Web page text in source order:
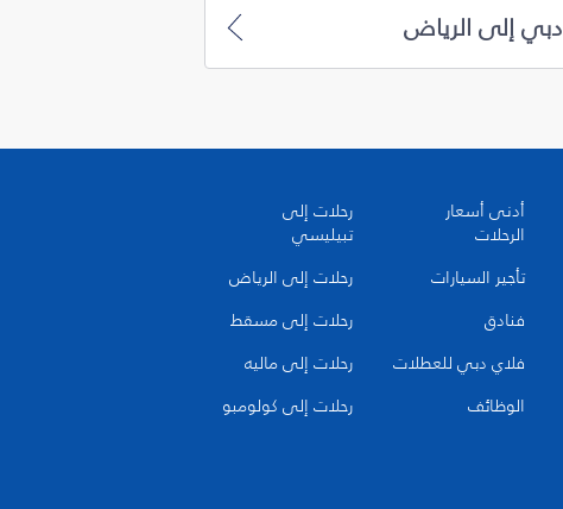
دبي إلى الرياض
أدنى أسعار
الرحلات
تأجير السيارات
فنادق
فلاي دبي للعطلات
الوظائف
رحلات إلى
تبيليسي
رحلات إلى الرياض
رحلات إلى مسقط
رحلات إلى ماليه
رحلات إلى كولومبو